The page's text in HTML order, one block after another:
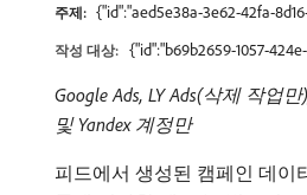
주제: {"id":"aed5e38a-3e62-42fa-
작성 대상: {"id":"b69b2659-1057-
Google Ads, LY Ads​(삭제 작업
및 Yandex 계정만
피드에서 생성된 캠페인 데이